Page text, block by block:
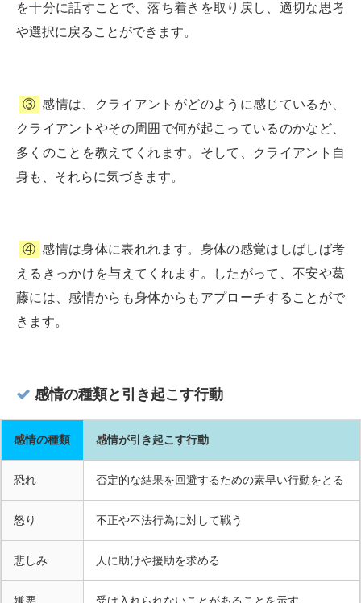
を十分に話すことで、落ち着きを取り戻し、適切な思考
や選択に戻ることができます。
③ 感情は、クライアントがどのように感じているか、
クライアントやその周囲で何が起こっているのかなど、
多くのことを教えてくれます。そして、クライアント自
身も、それらに気づきます。
④ 感情は身体に表れれます。身体の感覚はしばしば考
えるきっかけを与えてくれます。したがって、不安や葛
藤には、感情からも身体からもアプローチすることがで
きます。
感情の種類と引き起こす行動
感情の種類 感情が引き起こす行動
恐れ 否定的な結果を回避するための素早い行動をとる
怒り 不正や不法行為に対して戦う
悲しみ 人に助けや援助を求める